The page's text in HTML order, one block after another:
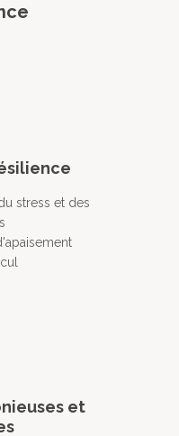
stress et des
et
Accueil